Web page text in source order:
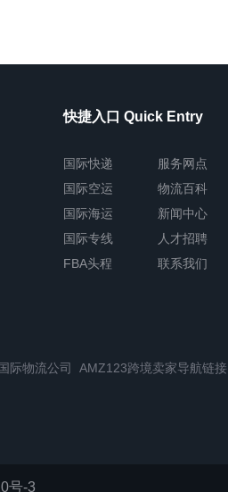
快捷入口 Quick Entry
国际快递
国际空运
国际海运
国际专线
FBA头程
服务网点
物流百科
新闻中心
人才招聘
联系我们
国际物流公司 AMZ123跨境卖家导航链接
号-3